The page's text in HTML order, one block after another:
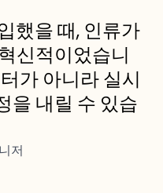
했을 때, 인류가
신적이었습니
가 아니라 실시
을 내릴 수 있습
저